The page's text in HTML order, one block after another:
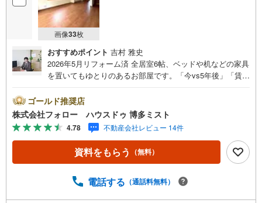
画像33枚
おすすめポイント 吉村 雅史
2026年5月リフォーム済 全居室6帖、ベッドや机などの家具
を置いてもゆとりのあるお部屋です。「今vs5年後」「賃貸
上で必ず出てくる疑問、不安をぶつけてください。答えは
お客様の家族構成やご年齢、ライフプランによって全く変
わってきます。ネット検索も便利ですが、1回のご相談でお
悩みが解決できるかもしれません。その答えが「購入しな
い」となっても、お客様、ご家族様のベストであれば、そ
れに越したことはありません。まずはお問い合わせくださ
はお電話が繋がりやすくなっております。ぜひお気軽にご
ゴールド推奨店
株式会社フォロー ハウスドゥ 博多ミスト
4.78 不動産会社レビュー 14件
資料をもらう （無料）
電話する （通話料無料）